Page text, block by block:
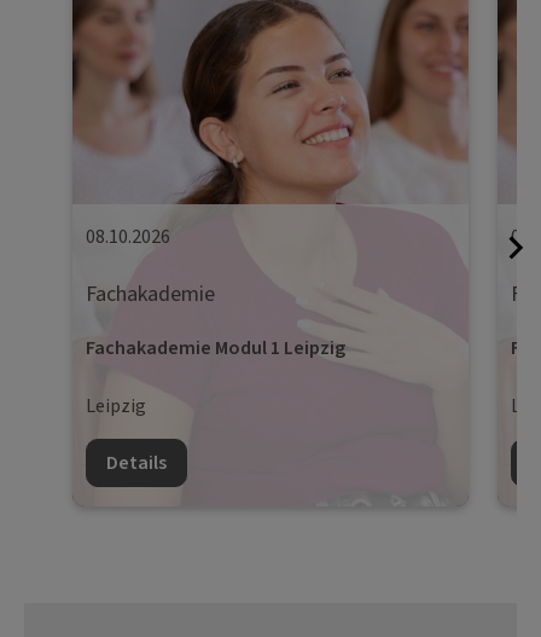
08.10.2026
Fachakademie
Fachakademie Modul 1 Leipzig
Leipzig
Details